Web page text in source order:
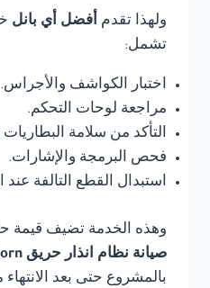
ولهذا تقدم أفضل أي بانل
تشمل:
اختبار الكواشف والأجراس.
مراجعة لوحات التحكم.
التأكد من سلامة
فحص البرمجة والإشارات.
استبدال القطع التالفة عند
وهذه الخدمة تضيف قيمة
صيانة نظام انذار حريق Thorn في القاهرة
بالمشروع حتى بعد